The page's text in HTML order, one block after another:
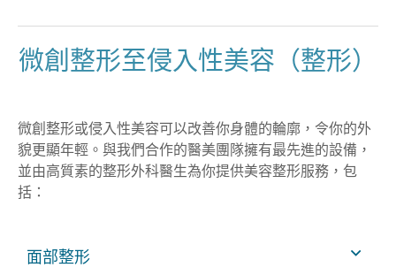
微創整形至侵入性美容（整形）
微創整形或侵入性美容可以改善你身體的輪廓，令你的外
貌更顯年輕。與我們合作的醫美團隊擁有最先進的設備，
並由高質素的整形外科醫生為你提供美容整形服務，包
括：
面部整形